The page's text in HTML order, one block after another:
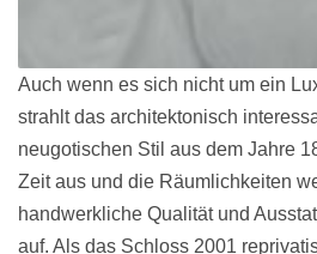
Auch wenn es sich nicht um ein
strahlt das architektonisch
neugotischen Stil aus dem Jahre
Zeit aus und die Räumlichkeiten
handwerkliche Qualität und
auf. Als das Schloss 2001